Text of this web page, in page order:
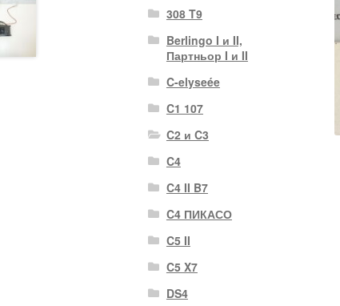
308 T9
Berlingo I и II,
Партньор I и II
C-elyseée
C1 107
C2 и C3
C4
C4 II B7
C4 ПИКАСО
C5 II
C5 X7
DS4